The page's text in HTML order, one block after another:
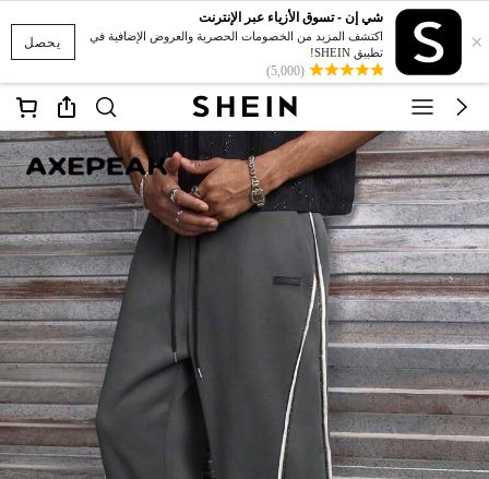
يحصل ×
شي إن - تسوق الأزياء عبر الإنترنت
اكتشف المزيد من الخصومات الحصرية والعروض الإضافية في
تطبيق SHEIN!
(5,000)